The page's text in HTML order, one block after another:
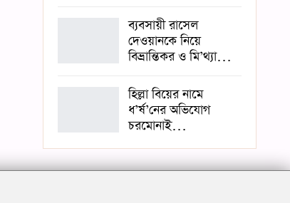
ব্যবসায়ী রাসেল
দেওয়ানকে নিয়ে
বিভ্রান্তিকর ও মি’থ্যা…
হিল্লা বিয়ের নামে
ধ’র্ষ’নের অভিযোগ
চরমোনাই…